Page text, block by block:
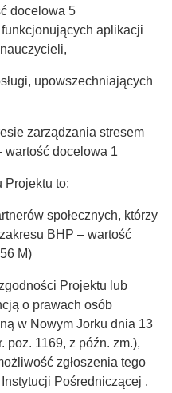
docelowa 5
aplikacji
upowszechniających
zarządzania stresem
wartość docelowa 1
Projektu to:
społecznych, którzy
BHP – wartość
M)
Projektu lub
o prawach osób
w Nowym Jorku dnia 13
poz. 1169, z późn. zm.),
zgłoszenia tego
Pośredniczącej .